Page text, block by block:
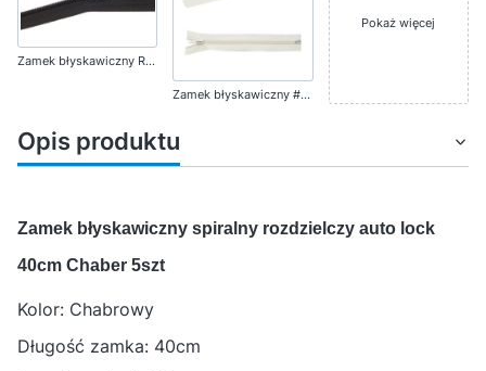
Zamek błyskawiczny Rozdzielczy 340cm Spirala Czarny
Zamek błyskawiczny #5 Rozdzielczy 40cm Jasny Beż 5szt
Pokaż więcej
Opis produktu
Zamek błyskawiczny spiralny rozdzielczy auto lock
40cm Chaber 5szt
Kolor: Chabrowy
Długość zamka: 40cm